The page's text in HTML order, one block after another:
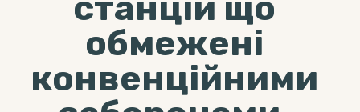
обмежені
конвенційними